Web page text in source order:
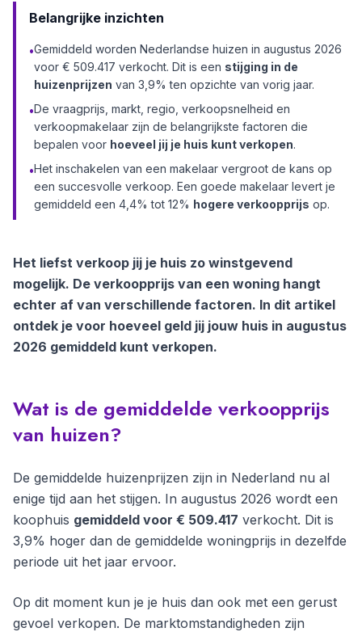
Belangrijke inzichten
•Gemiddeld worden Nederlandse huizen in augustus 2026
voor € 509.417 verkocht. Dit is een stijging in de
huizenprijzen van 3,9% ten opzichte van vorig jaar.
•De vraagprijs, markt, regio, verkoopsnelheid en
verkoopmakelaar zijn de belangrijkste factoren die
bepalen voor hoeveel jij je huis kunt verkopen.
•Het inschakelen van een makelaar vergroot de kans op
een succesvolle verkoop. Een goede makelaar levert je
gemiddeld een 4,4% tot 12% hogere verkoopprijs op.
Het liefst verkoop jij je huis zo winstgevend
mogelijk. De verkoopprijs van een woning hangt
echter af van verschillende factoren. In dit artikel
ontdek je voor hoeveel geld jij jouw huis in augustus
2026 gemiddeld kunt verkopen.
Wat is de gemiddelde verkoopprijs
van huizen?
De gemiddelde huizenprijzen zijn in Nederland nu al
enige tijd aan het stijgen. In augustus 2026 wordt een
koophuis gemiddeld voor € 509.417 verkocht. Dit is
3,9% hoger dan de gemiddelde woningprijs in dezelfde
periode uit het jaar ervoor.
Op dit moment kun je je huis dan ook met een gerust
gevoel verkopen. De marktomstandigheden zijn